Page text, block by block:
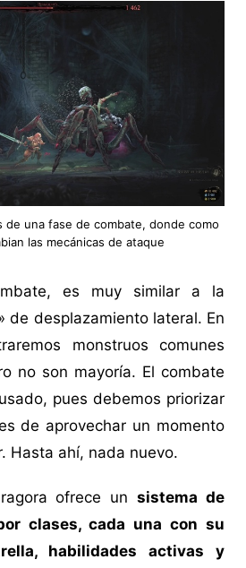
de una fase de combate, donde como
las mecánicas de ataque
es muy similar a la
de desplazamiento lateral. En
monstruos comunes
no son mayoría. El combate
pues debemos priorizar
de aprovechar un momento
Hasta ahí, nada nuevo.
ofrece unsistema de
clases, cada una con su
habilidades activas y